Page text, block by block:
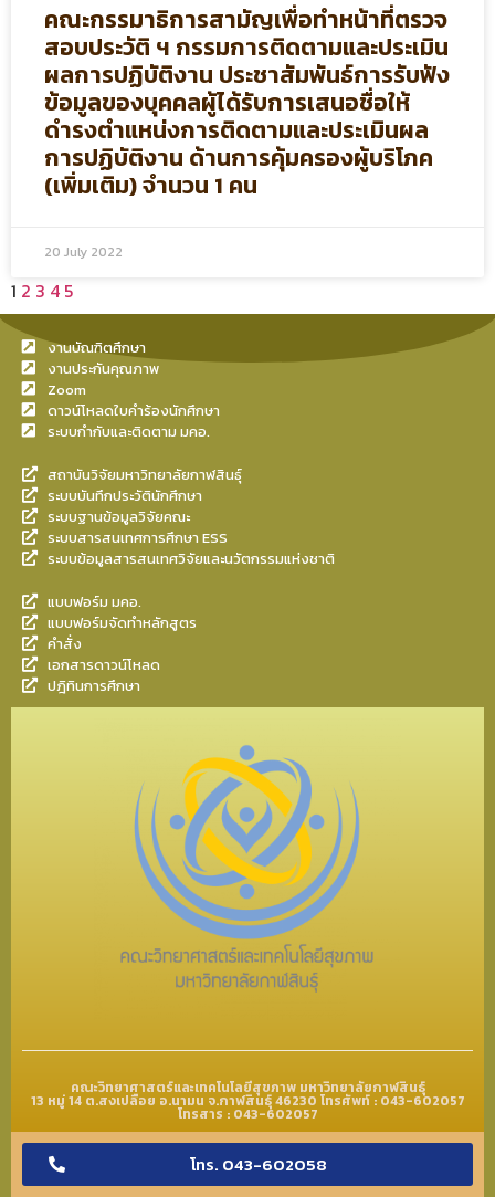
คณะกรรมาธิการสามัญเพื่อทำหน้าที่ตรวจ
สอบประวัติ ฯ กรรมการติดตามและประเมิน
ผลการปฏิบัติงาน ประชาสัมพันธ์การรับฟัง
ข้อมูลของบุคคลผู้ได้รับการเสนอชื่อให้
ดำรงตำแหน่งการติดตามและประเมินผล
การปฏิบัติงาน ด้านการคุ้มครองผู้บริโภค
(เพิ่มเติม) จำนวน 1 คน
20 July 2022
1 2 3 4 5
งานบัณฑิตศึกษา
งานประกันคุณภาพ
Zoom
ดาวน์โหลดใบคำร้องนักศึกษา
ระบบกำกับและติดตาม มคอ.
สถาบันวิจัยมหาวิทยาลัยกาฬสินธุ์
ระบบบันทึกประวัตินักศึกษา
ระบบฐานข้อมูลวิจัยคณะ
ระบบสารสนเทศการศึกษา ESS
ระบบข้อมูลสารสนเทศวิจัยและนวัตกรรมแห่งชาติ
แบบฟอร์ม มคอ.
แบบฟอร์มจัดทำหลักสูตร
คำสั่ง
เอกสารดาวน์โหลด
ปฎิทินการศึกษา
คณะวิทยาศาสตร์และเทคโนโลยีสุขภาพ มหาวิทยาลัยกาฬสินธุ์
13 หมู่ 14 ต.สงเปลือย อ.นามน จ.กาฬสินธุ์ 46230 โทรศัพท์ : 043-602057
โทรสาร : 043-602057
โทร. 043-602058